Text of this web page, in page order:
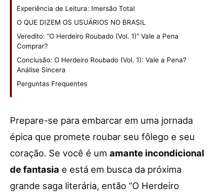
Experiência de Leitura: Imersão Total
O QUE DIZEM OS USUÁRIOS NO BRASIL
Veredito: “O Herdeiro Roubado (Vol. 1)” Vale a Pena
Comprar?
Conclusão: O Herdeiro Roubado (Vol. 1): Vale a Pena?
Análise Sincera
Perguntas Frequentes
Prepare-se para embarcar em uma jornada
épica que promete roubar seu fôlego e seu
coração. Se você é um amante incondicional
de fantasia e está em busca da próxima
grande saga literária, então “O Herdeiro